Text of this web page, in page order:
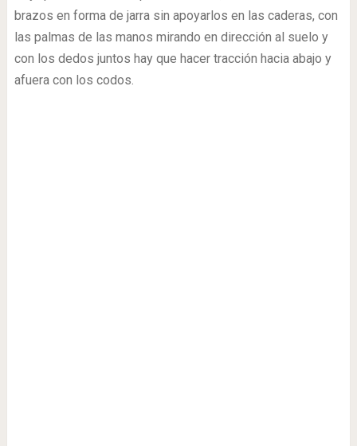
brazos en forma de jarra sin apoyarlos en las caderas, con
las palmas de las manos mirando en dirección al suelo y
con los dedos juntos hay que hacer tracción hacia abajo y
afuera con los codos.